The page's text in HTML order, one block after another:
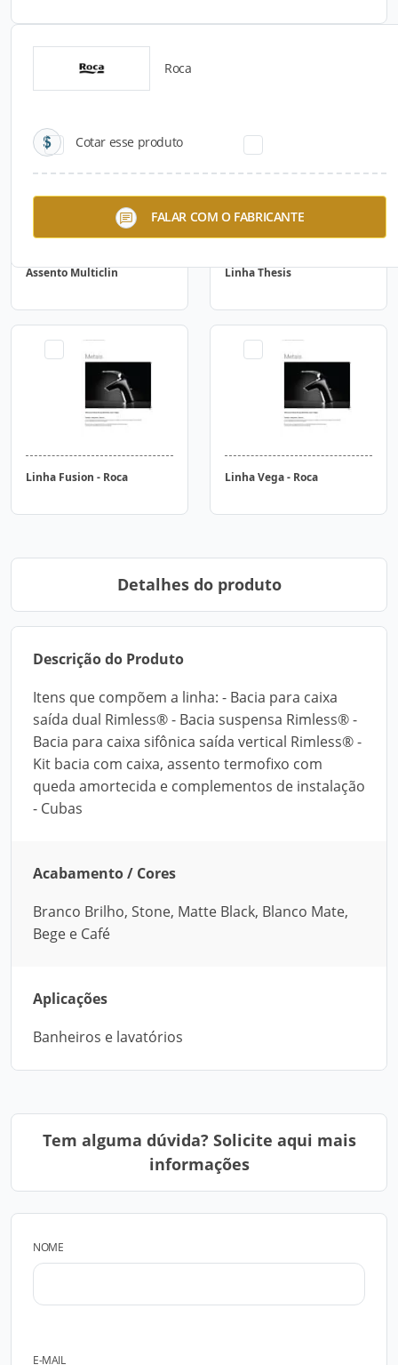
Roca
Cotar esse produto
FALAR COM O FABRICANTE
Catálogos para Download
Assento Multiclin Linha Thesis
Linha Fusion - Roca Linha Vega - Roca
Detalhes do produto
Descrição do Produto
Itens que compõem a linha: - Bacia para caixa
saída dual Rimless® - Bacia suspensa Rimless® -
Bacia para caixa sifônica saída vertical Rimless® -
Kit bacia com caixa, assento termofixo com
queda amortecida e complementos de instalação
- Cubas
Acabamento / Cores
Branco Brilho, Stone, Matte Black, Blanco Mate,
Bege e Café
Aplicações
Banheiros e lavatórios
Tem alguma dúvida? Solicite aqui mais
informações
NOME
E-MAIL